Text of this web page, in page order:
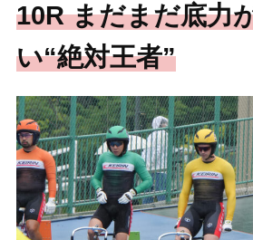
10R まだまだ底力
い“絶対王者”